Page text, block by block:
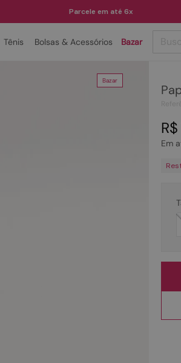
Parcele em até 6x
Tênis Bolsas & Acessórios Bazar
Bazar
R$
Em
TERMOS MAIS